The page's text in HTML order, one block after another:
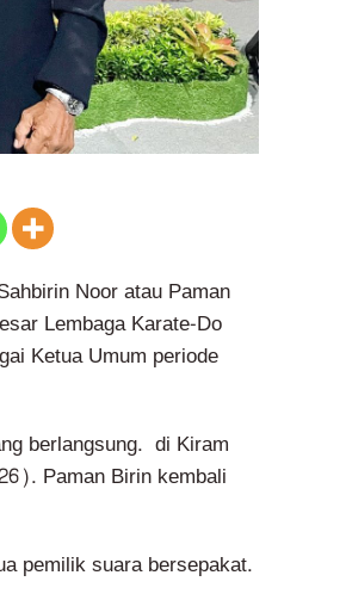
Noor atau Paman
Lembaga Karate-Do
Ketua Umum periode
berlangsung. di Kiram
Paman Birin kembali
pemilik suara bersepakat.